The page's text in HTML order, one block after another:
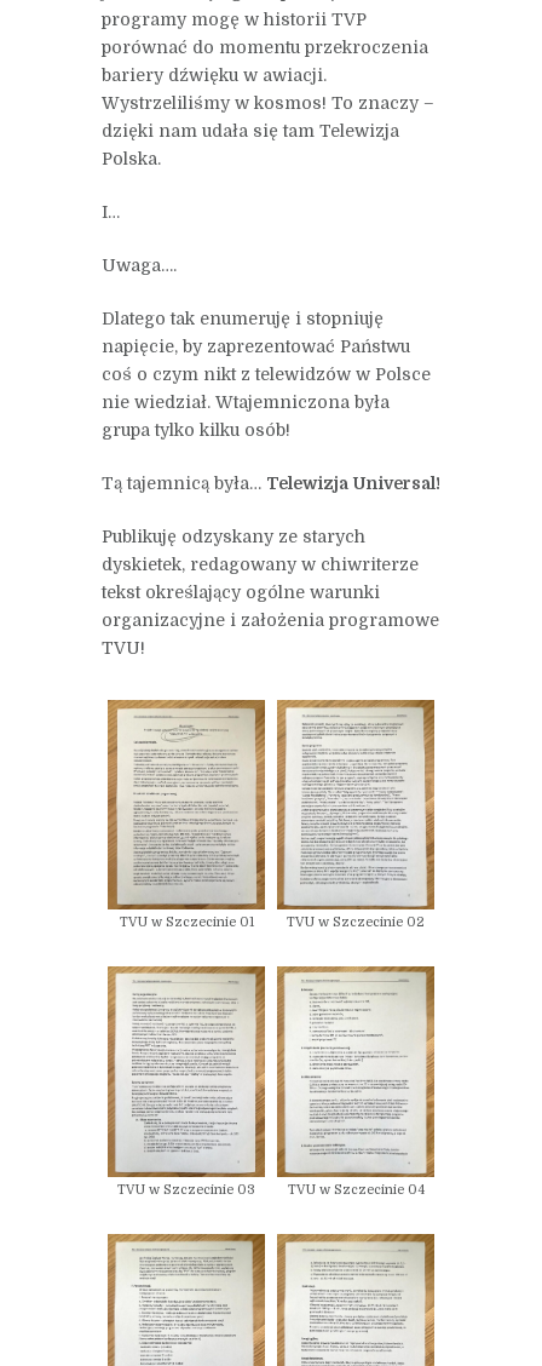
programy mogę w historii TVP
porównać do momentu przekroczenia
bariery dźwięku w awiacji.
Wystrzeliliśmy w kosmos! To znaczy –
dzięki nam udała się tam Telewizja
Polska.
I…
Uwaga….
Dlatego tak enumeruję i stopniuję
napięcie, by zaprezentować Państwu
coś o czym nikt z telewidzów w Polsce
nie wiedział. Wtajemniczona była
grupa tylko kilku osób!
Tą tajemnicą była… Telewizja Universal!
Publikuję odzyskany ze starych
dyskietek, redagowany w chiwriterze
tekst określający ogólne warunki
organizacyjne i założenia programowe
TVU!
TVU w Szczecinie 01 TVU w Szczecinie 02
TVU w Szczecinie 03 TVU w Szczecinie 04